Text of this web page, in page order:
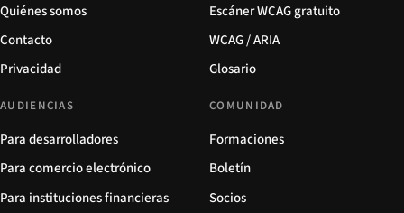
Quiénes somos
Contacto
Privacidad
Escáner WCAG gratuito
WCAG / ARIA
Glosario
AUDIENCIAS
Para desarrolladores
Para comercio electrónico
Para instituciones financieras
COMUNIDAD
Formaciones
Boletín
Socios